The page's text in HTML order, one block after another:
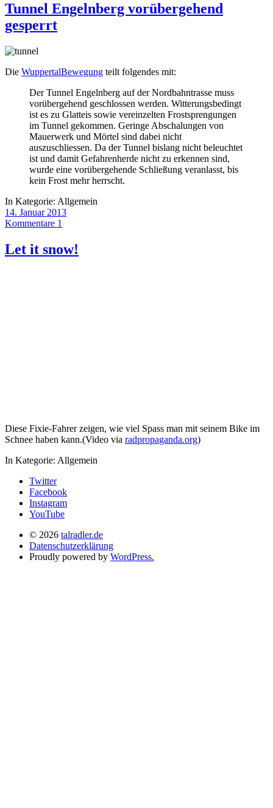
Tunnel Engelnberg vorübergehend
gesperrt
Die WuppertalBewegung teilt folgendes mit:
Der Tunnel Engelnberg auf der Nordbahntrasse muss
vorübergehend geschlossen werden. Witterungsbedingt
ist es zu Glatteis sowie vereinzelten Frostsprengungen
im Tunnel gekommen. Geringe Abschalungen von
Mauerwerk und Mörtel sind dabei nicht
auszuschliessen. Da der Tunnel bislang nicht beleuchtet
ist und damit Gefahrenherde nicht zu erkennen sind,
wurde eine vorübergehende Schließung veranlasst, bis
kein Frost mehr herrscht.
In Kategorie: Allgemein
14. Januar 2013
Kommentare 1
Let it snow!
Diese Fixie-Fahrer zeigen, wie viel Spass man mit seinem Bike im
Schnee haben kann.(Video via radpropaganda.org)
In Kategorie: Allgemein
Twitter
Facebook
Instagram
YouTube
© 2026 talradler.de
Datenschutzerklärung
Proudly powered by WordPress.